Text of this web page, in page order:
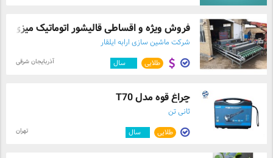
فروش ویژه و اقساطی قالیشور اتوماتیک میزی ...
شرکت ماشین سازی ارابه ایلقار
طلایی سال آذربایجان شرقی
چراغ قوه مدل T70
ثانی تن
طلایی سال تهران